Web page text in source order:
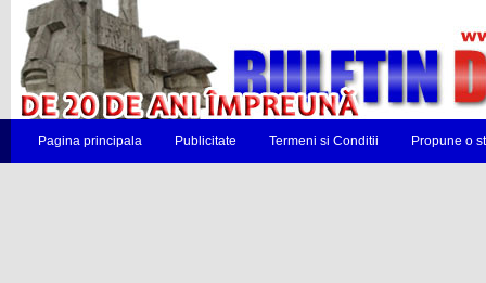
Pagina principala Publicitate Termeni si Conditii Propune o